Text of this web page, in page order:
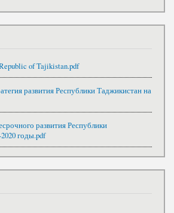
of Tajikistan.pdf
развития Республики Таджикистан на
развития Республики
годы.pdf